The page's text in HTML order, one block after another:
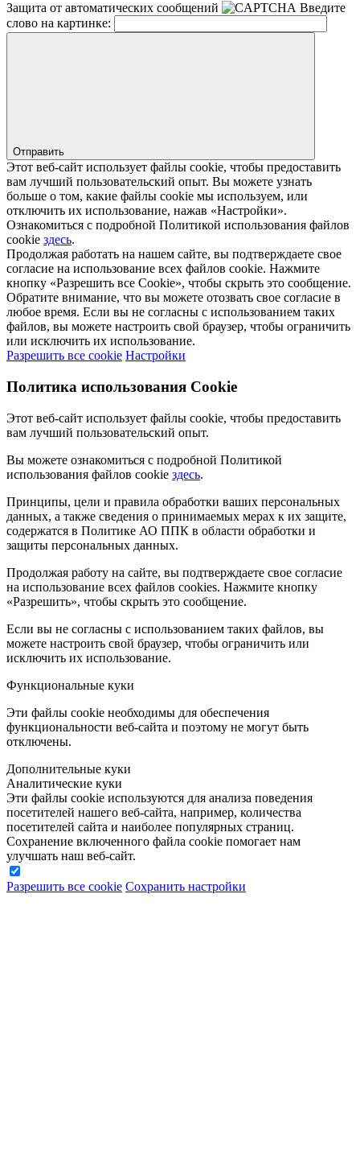
Защита от автоматических сообщений
Введите
слово на картинке:
Отправить
Этот веб-сайт использует файлы cookie, чтобы предоставить
вам лучший пользовательский опыт. Вы можете узнать
больше о том, какие файлы cookie мы используем, или
отключить их использование, нажав «Настройки».
Ознакомиться с подробной Политикой использования файлов
cookie здесь.
Продолжая работать на нашем сайте, вы подтверждаете свое
согласие на использование всех файлов cookie. Нажмите
кнопку «Разрешить все Cookie», чтобы скрыть это сообщение.
Обратите внимание, что вы можете отозвать свое согласие в
любое время. Если вы не согласны с использованием таких
файлов, вы можете настроить свой браузер, чтобы ограничить
или исключить их использование.
Разрешить все cookie Настройки
Политика использования Cookie
Этот веб-сайт использует файлы cookie, чтобы предоставить
вам лучший пользовательский опыт.
Вы можете ознакомиться с подробной Политикой
использования файлов cookie здесь.
Принципы, цели и правила обработки ваших персональных
данных, а также сведения о принимаемых мерах к их защите,
содержатся в Политике АО ППК в области обработки и
защиты персональных данных.
Продолжая работу на сайте, вы подтверждаете свое согласие
на использование всех файлов cookies. Нажмите кнопку
«Разрешить», чтобы скрыть это сообщение.
Если вы не согласны с использованием таких файлов, вы
можете настроить свой браузер, чтобы ограничить или
исключить их использование.
Функциональные куки
Эти файлы cookie необходимы для обеспечения
функциональности веб-сайта и поэтому не могут быть
отключены.
Дополнительные куки
Аналитические куки
Эти файлы cookie используются для анализа поведения
посетителей нашего веб-сайта, например, количества
посетителей сайта и наиболее популярных страниц.
Сохранение включенного файла cookie помогает нам
улучшать наш веб-сайт.
Разрешить все cookie Сохранить настройки